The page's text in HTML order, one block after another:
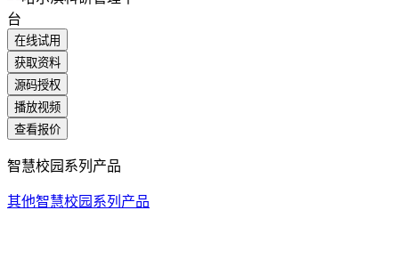
在线试用
获取资料
源码授权
播放视频
查看报价
智慧校园系列产品
其他智慧校园系列产品